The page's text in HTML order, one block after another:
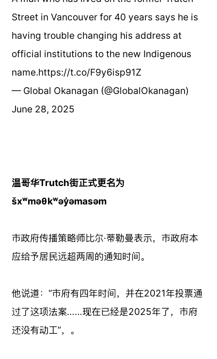
Street in Vancouver for 40 years says he is
having trouble changing his address at
official institutions to the new Indigenous
name.https://t.co/F9y6isp91Z
— Global Okanagan (@GlobalOkanagan)
June 28, 2025
温哥华Trutch街正式更名为
šxʷməθkʷəy̓əmasəm
市政府传播策略师比尔·蒂勒曼表示，市政府本
应给予居民远超两周的通知时间。
他说道：“市府有四年时间，并在2021年投票通
过了这项法案……现在已经是2025年了，市府
还没有动工”，。